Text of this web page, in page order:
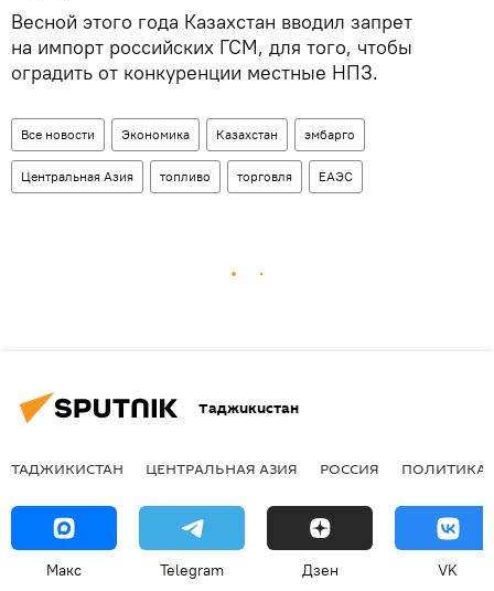
Весной этого года Казахстан вводил запрет
на импорт российских ГСМ, для того, чтобы
оградить от конкуренции местные НПЗ.
Все новости Экономика Казахстан эмбарго
Центральная Азия топливо торговля ЕАЭС
Таджикистан
ТАДЖИКИСТАН ЦЕНТРАЛЬНАЯ АЗИЯ РОССИЯ ПОЛИТИКА
Макс Telegram Дзен VK